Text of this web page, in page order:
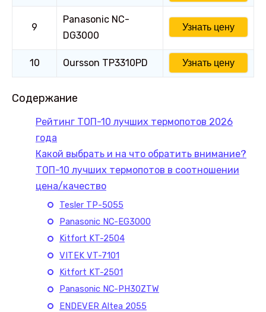
9
Panasonic NC-
DG3000
Узнать цену
10 Oursson TP3310PD Узнать цену
Содержание
Рейтинг ТОП-10 лучших термопотов 2026
года
Какой выбрать и на что обратить внимание?
ТОП-10 лучших термопотов в соотношении
цена/качество
Tesler TP-5055
Panasonic NC-EG3000
Kitfort KT-2504
VITEK VT-7101
Kitfort KT-2501
Panasonic NC-PH30ZTW
ENDEVER Altea 2055